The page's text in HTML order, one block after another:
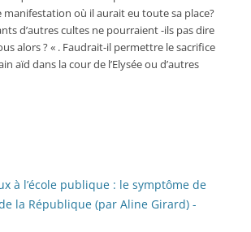
manifestation où il aurait eu toute sa place?
d’autres cultes ne pourraient -ils pas dire
alors ? « . Faudrait-il permettre le sacrifice
aïd dans la cour de l’Elysée ou d’autres
à l’école publique : le symptôme de
la République (par Aline Girard) -